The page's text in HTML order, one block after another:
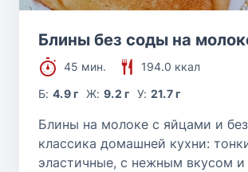
Блины без соды на
45 мин.
194.0 ккал
Б:4.9 г Ж: 9.2 г У: 21.7 г
Блины на молоке с яйцами и
классика домашней кухни:
эластичные, с нежным вкусом и